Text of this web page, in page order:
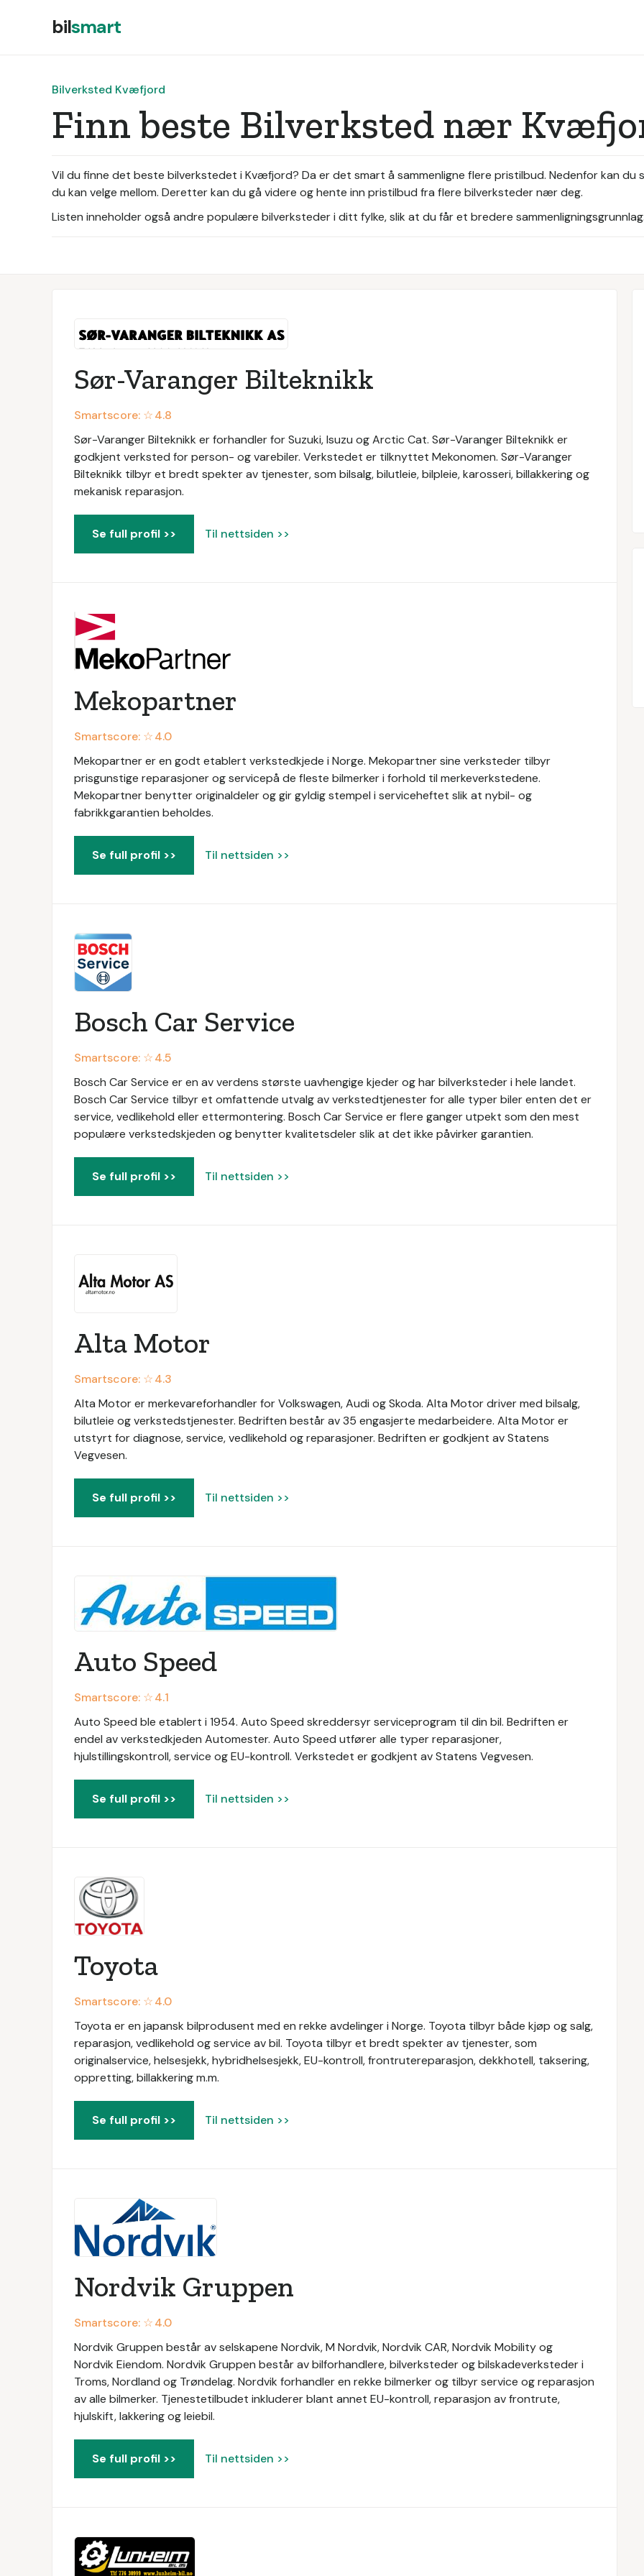
bilsmart
Bilverksted Kvæfjord
Finn beste Bilverksted nær
Vil du finne det beste bilverkstedet i Kvæfjord? Da er det smart å sammenligne flere pristilbud. Nedenfor kan du
du kan velge mellom. Deretter kan du gå videre og hente inn pristilbud fra flere bilverksteder nær deg.
Listen inneholder også andre populære bilverksteder i ditt fylke, slik at du får et bredere sammenligningsgrunnlag.
Sør-Varanger Bilteknikk
Smartscore: ☆4.8
Sør-Varanger Bilteknikk er forhandler for Suzuki, Isuzu og Arctic Cat. Sør-Varanger Bilteknikk er
godkjent verksted for person- og varebiler. Verkstedet er tilknyttet Mekonomen. Sør-Varanger
Bilteknikk tilbyr et bredt spekter av tjenester, som bilsalg, bilutleie, bilpleie, karosseri, billakkering og
mekanisk reparasjon.
Se full profil >> Til nettsiden >>
Mekopartner
Smartscore: ☆4.0
Mekopartner er en godt etablert verkstedkjede i Norge. Mekopartner sine verksteder tilbyr
prisgunstige reparasjoner og servicepå de fleste bilmerker i forhold til merkeverkstedene.
Mekopartner benytter originaldeler og gir gyldig stempel i serviceheftet slik at nybil- og
fabrikkgarantien beholdes.
Se full profil >> Til nettsiden >>
Bosch Car Service
Smartscore: ☆4.5
Bosch Car Service er en av verdens største uavhengige kjeder og har bilverksteder i hele landet.
Bosch Car Service tilbyr et omfattende utvalg av verkstedtjenester for alle typer biler enten det er
service, vedlikehold eller ettermontering. Bosch Car Service er flere ganger utpekt som den mest
populære verkstedskjeden og benytter kvalitetsdeler slik at det ikke påvirker garantien.
Se full profil >> Til nettsiden >>
Alta Motor
Smartscore: ☆4.3
Alta Motor er merkevareforhandler for Volkswagen, Audi og Skoda. Alta Motor driver med bilsalg,
bilutleie og verkstedstjenester. Bedriften består av 35 engasjerte medarbeidere. Alta Motor er
utstyrt for diagnose, service, vedlikehold og reparasjoner. Bedriften er godkjent av Statens
Vegvesen.
Se full profil >> Til nettsiden >>
Auto Speed
Smartscore: ☆4.1
Auto Speed ble etablert i 1954. Auto Speed skreddersyr serviceprogram til din bil. Bedriften er
endel av verkstedkjeden Automester. Auto Speed utfører alle typer reparasjoner,
hjulstillingskontroll, service og EU-kontroll. Verkstedet er godkjent av Statens Vegvesen.
Se full profil >> Til nettsiden >>
Toyota
Smartscore: ☆4.0
Toyota er en japansk bilprodusent med en rekke avdelinger i Norge. Toyota tilbyr både kjøp og salg,
reparasjon, vedlikehold og service av bil. Toyota tilbyr et bredt spekter av tjenester, som
originalservice, helsesjekk, hybridhelsesjekk, EU-kontroll, frontrutereparasjon, dekkhotell, taksering,
oppretting, billakkering m.m.
Se full profil >> Til nettsiden >>
Nordvik Gruppen
Smartscore: ☆4.0
Nordvik Gruppen består av selskapene Nordvik, M Nordvik, Nordvik CAR, Nordvik Mobility og
Nordvik Eiendom. Nordvik Gruppen består av bilforhandlere, bilverksteder og bilskadeverksteder i
Troms, Nordland og Trøndelag. Nordvik forhandler en rekke bilmerker og tilbyr service og reparasjon
av alle bilmerker. Tjenestetilbudet inkluderer blant annet EU-kontroll, reparasjon av frontrute,
hjulskift, lakkering og leiebil.
Se full profil >> Til nettsiden >>